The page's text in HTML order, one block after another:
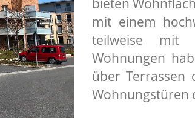
bieten
mit einem
teilweise mit
Wohnungen
über Terrassen
Wohnungstüren